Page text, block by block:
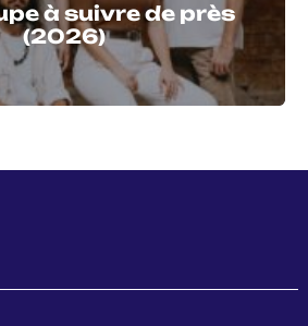
à suivre de près
(2026)